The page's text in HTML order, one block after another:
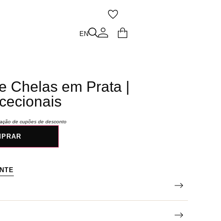
EN
Chelas em Prata |
de cupões de desconto